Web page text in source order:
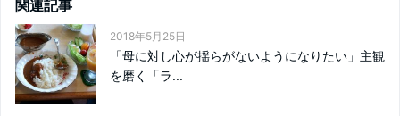
関連記事
2018年5月25日
「母に対し心が揺らがないようになりたい」主観
を磨く「ラ...